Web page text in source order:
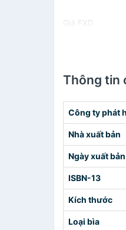
Giá FXD
Thông tin
Công ty phát
Nhà xuất bản
Ngày xuất bản
ISBN-13
Kích thước
Loại bìa